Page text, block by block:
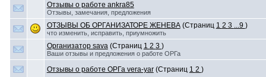
Отзывы о работе ankra85
Отзывы, замечания, предложения
ОТЗЫВЫ ОБ ОРГАНИЗАТОРЕ ЖЕНЕВА (Страниц 1 2 3 ...9 )
что изменить, исправить, приумножить
Организатор sava (Страниц 1 2 3 )
Ваши отзывы и предложения о работе ОРГа
Отзывы о работе ОРГа vera-yar (Страниц 1 2 )